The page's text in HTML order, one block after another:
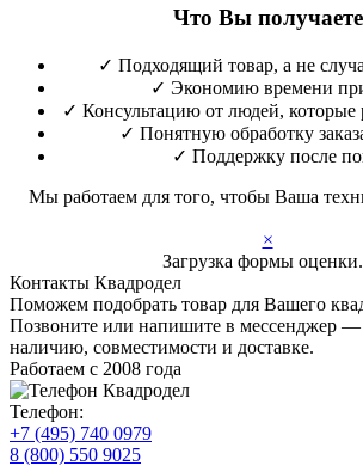
Что Вы получаете
✓ Подходящий товар, а не
✓ Экономию времени
✓ Консультацию от людей, которые
✓ Понятную обработку
✓ Поддержку после
Мы работаем для того, чтобы Ваша
×
Загрузка формы
Контакты Квадродел
Поможем подобрать товар для Вашего
Позвоните или напишите в мессенджер
наличию, совместимости и доставке.
Работаем с 2008 года
Телефон:
+7 (495) 740 0979
8 (800) 550 9025